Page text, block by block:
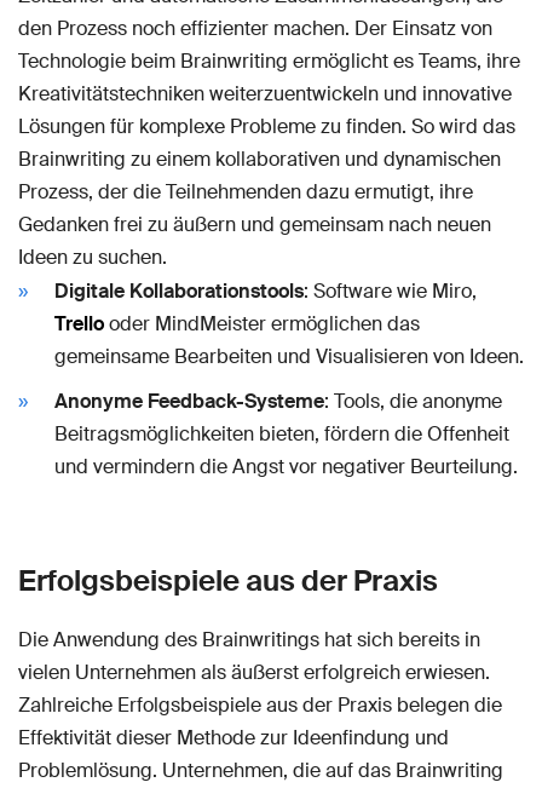
den Prozess noch effizienter machen. Der Einsatz von
Technologie beim Brainwriting ermöglicht es Teams, ihre
Kreativitätstechniken weiterzuentwickeln und innovative
Lösungen für komplexe Probleme zu finden. So wird das
Brainwriting zu einem kollaborativen und dynamischen
Prozess, der die Teilnehmenden dazu ermutigt, ihre
Gedanken frei zu äußern und gemeinsam nach neuen
Ideen zu suchen.
Digitale Kollaborationstools: Software wie Miro,
Trellooder MindMeister ermöglichen das
gemeinsame Bearbeiten und Visualisieren von Ideen.
Anonyme Feedback-Systeme: Tools, die anonyme
Beitragsmöglichkeiten bieten, fördern die Offenheit
und vermindern die Angst vor negativer Beurteilung.
Erfolgsbeispiele aus der Praxis
Die Anwendung des Brainwritings hat sich bereits in
vielen Unternehmen als äußerst erfolgreich erwiesen.
Zahlreiche Erfolgsbeispiele aus der Praxis belegen die
Effektivität dieser Methode zur Ideenfindung und
Problemlösung. Unternehmen, die auf das Brainwriting